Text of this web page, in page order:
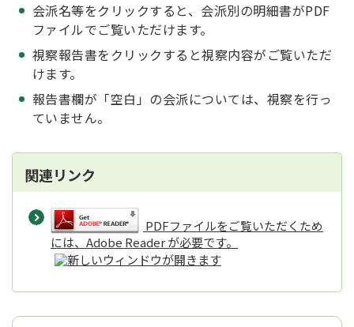
会派名等をクリックすると、会派別の明細書がPDF
ファイルでご覧いただけます。
視察報告書をクリックすると視察内容がご覧いただ
けます。
報告書欄が「空白」の会派については、視察を行っ
ていません。
関連リンク
PDFファイルをご覧いただくため
には、Adobe Reader が必要です。